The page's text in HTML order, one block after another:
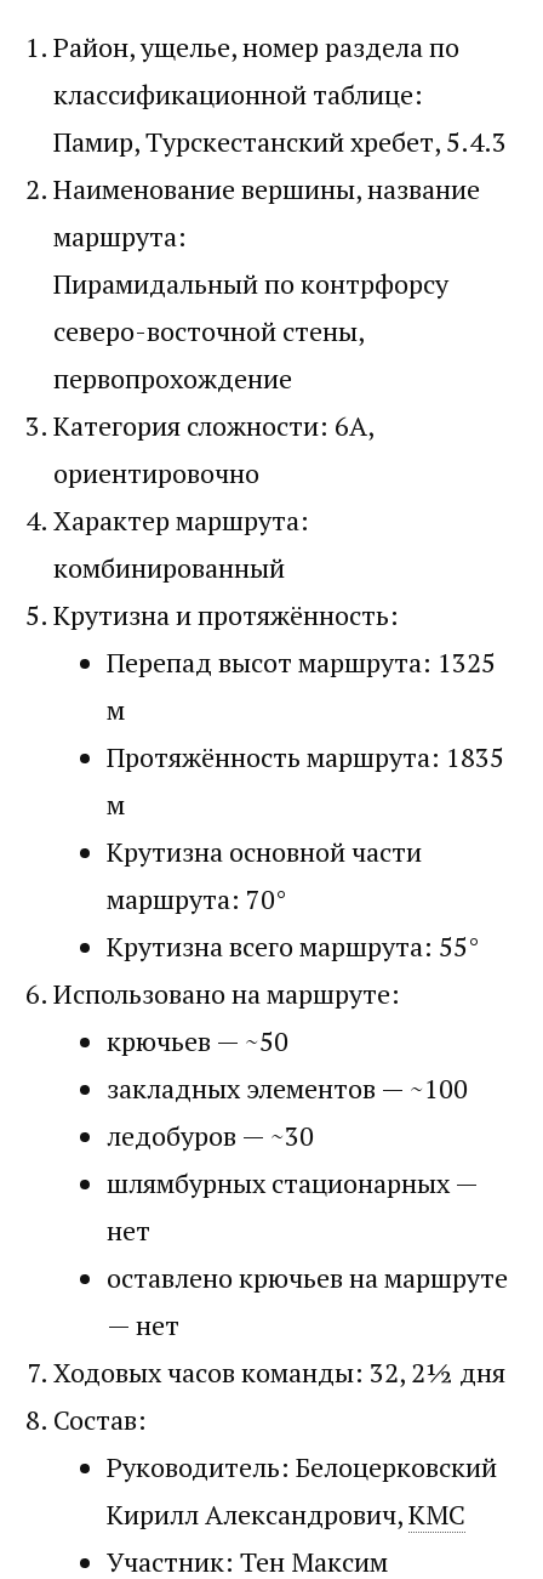
Район, ущелье, номер раздела по
классификационной таблице:
Памир, Турскестанский хребет, 5.4.3
Наименование вершины, название
маршрута:
Пирамидальный по контрфорсу
северо-восточной стены,
первопрохождение
Категория сложности: 6А,
ориентировочно
Характер маршрута:
комбинированный
Крутизна и протяжённость:
Перепад высот маршрута: 1325
м
Протяжённость маршрута: 1835
м
Крутизна основной части
маршрута: 70°
Крутизна всего маршрута: 55°
Использовано на маршруте:
крючьев — ~50
закладных элементов — ~100
ледобуров — ~30
шлямбурных стационарных —
нет
оставлено крючьев на маршруте
— нет
Ходовых часов команды: 32, 2½ дня
Состав:
Руководитель: Белоцерковский
Кирилл Александрович,КМС
Участник: Тен Максим